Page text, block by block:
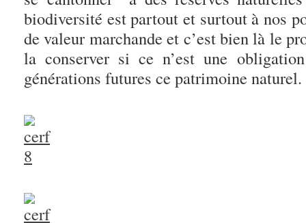
biodiversité est partout et surtout à nos
de valeur marchande et c’est bien là le
la conserver si ce n’est une
générations futures ce patrimoine naturel.